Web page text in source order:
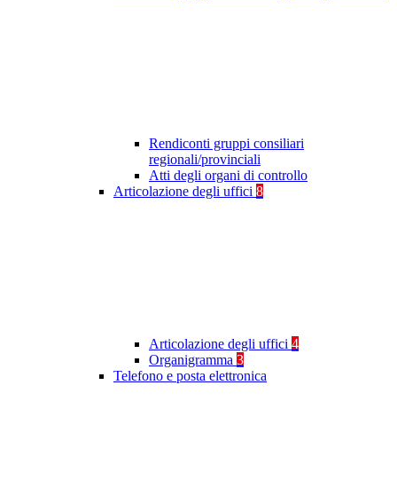
Rendiconti gruppi consiliari
regionali/provinciali
Atti degli organi di controllo
Articolazione degli uffici 8
Articolazione degli uffici 4
Organigramma 3
Telefono e posta elettronica